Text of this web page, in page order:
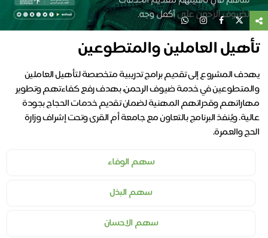
تأهيل العاملين والمتطوعين
يهدف المشروع إلى تقديم برامج تدريبية متخصصة لتأهيل العاملين
والمتطوعين في خدمة ضيوف الرحمن، بهدف رفع كفاءتهم وتطوير
مهاراتهم وقدراتهم المهنية لضمان تقديم خدمات الحجاج بجودة
عالية. ويُنفذ البرنامج بالتعاون مع جامعة أم القرى وتحت إشراف وزارة
الحج والعمرة.
سهم الوفاء
سهم البذل
سهم الاحسان